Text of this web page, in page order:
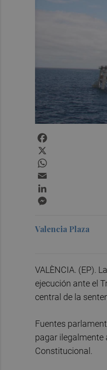
Valencia Plaza
VALÈNCIA. (EP).
ejecución ante el
central de la
Fuentes
pagar ilegalmente
Constitucional.